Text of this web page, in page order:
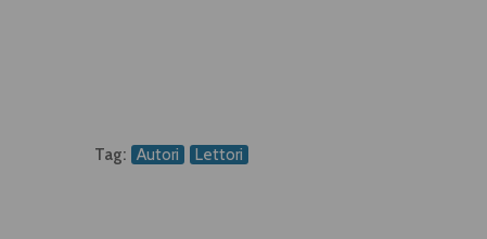
Tag: Autori Lettori